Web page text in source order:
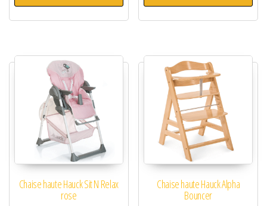
Chaise haute Hauck Sit N Relax
rose
Chaise haute Hauck Alpha
Bouncer